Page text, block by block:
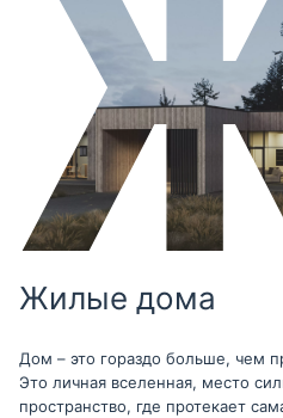
Жилые дома
Дом – это гораздо больше, чем
Это личная вселенная, место
пространство, где протекает